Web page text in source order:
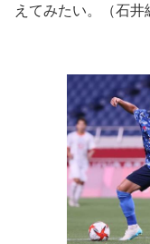
えてみたい。（石